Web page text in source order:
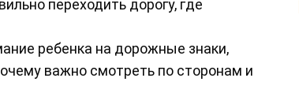
переходить дорогу, где
ребенка на дорожные знаки,
важно смотреть по сторонам и